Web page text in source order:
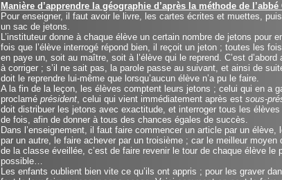
Manière d’apprendre la géographie d’après la méthode de
Pour enseigner, il faut avoir le livre, les cartes écrites et muettes,
un sac de jetons.
L’instituteur donne à chaque élève un certain nombre de jetons pour
fois que l’élève interrogé répond bien, il reçoit un jeton ; toutes les fois
en paye un, soit au maître, soit à l’élève qui le reprend. C’est
à corriger ; s’il ne sait pas, la parole passe au suivant, et ainsi de
doit le reprendre lui-même que lorsqu’aucun élève n’a pu le faire.
A la fin de la leçon, les élèves comptent leurs jetons ; celui qui en a
proclamé président, celui qui vient immédiatement après est sous-
doit distribuer les jetons avec exactitude, et interroger tous les élèves
de fois, afin de donner à tous des chances égales de succès.
Dans l’enseignement, il faut faire commencer un article par un élève,
par un autre, le faire achever par un troisième ; car le meilleur moyen
de la classe éveillée, c’est de faire revenir le tour de chaque élève le
possible…
Les enfants oublient bien vite ce qu’ils ont appris ; pour les graver